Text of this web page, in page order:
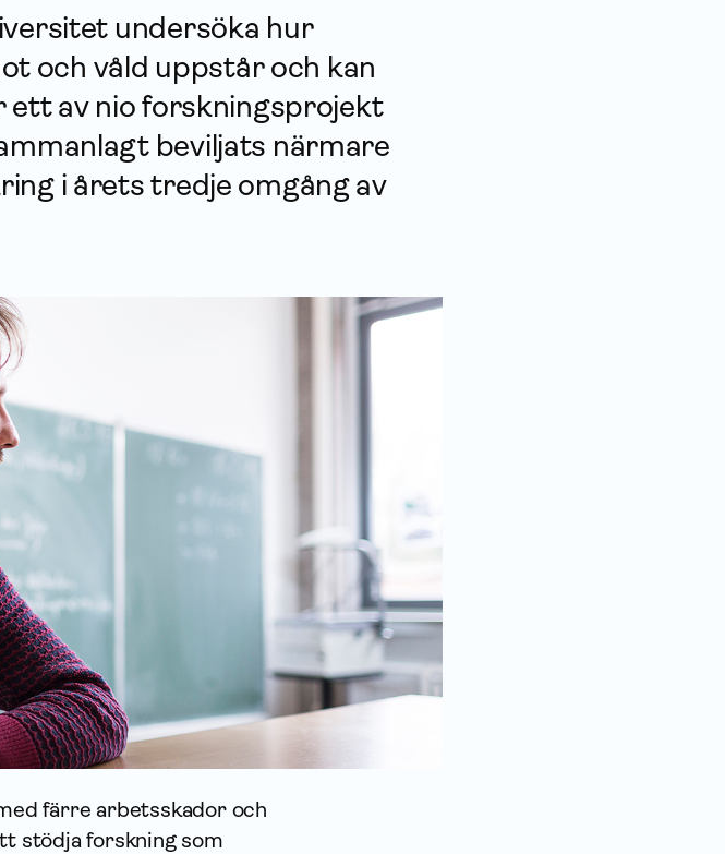
undersöka hur
och våld uppstår och kan
ett av nio forsknings­projekt
beviljats närmare
i årets tredje omgång av
färre arbetsskador och
stödja forskning som